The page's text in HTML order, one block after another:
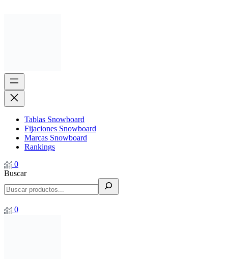
Tablas Snowboard
Fijaciones Snowboard
Marcas Snowboard
Rankings
0
Buscar
0